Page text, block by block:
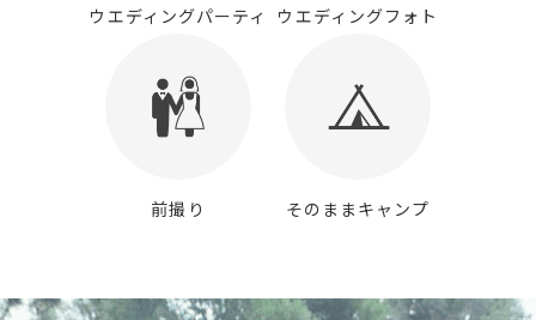
ウエディングパーティ ウエディングフォト
前撮り そのままキャンプ